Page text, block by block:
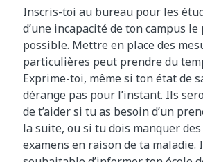
Inscris-toi au bureau pour les
d’une incapacité de ton campus
possible. Mettre en place des
particulières peut prendre du
Exprime-toi, même si ton état de
dérange pas pour l’instant. Ils
de t’aider si tu as besoin d’un
la suite, ou si tu dois manquer des
examens en raison de ta maladie.